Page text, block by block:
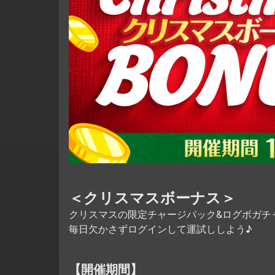
＜クリスマスボーナス＞
クリスマスの限定チャージパック&ログボガチ
毎日欠かさずログインして運試ししよう♪
【開催期間】